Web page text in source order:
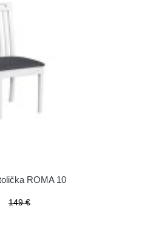
ROMA 10
149 €